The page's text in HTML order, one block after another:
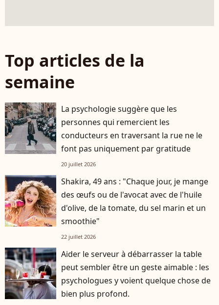
Top articles de la
semaine
La psychologie suggère que les
personnes qui remercient les
conducteurs en traversant la rue ne le
font pas uniquement par gratitude
20 juillet 2026
Shakira, 49 ans : "Chaque jour, je mange
des œufs ou de l'avocat avec de l'huile
d'olive, de la tomate, du sel marin et un
smoothie"
22 juillet 2026
Aider le serveur à débarrasser la table
peut sembler être un geste aimable : les
psychologues y voient quelque chose de
bien plus profond.